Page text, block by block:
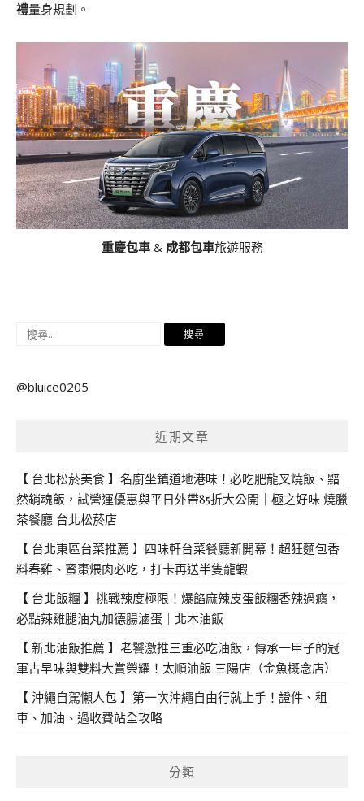
禮量身規劃。
重慶包車& 成都包車旅遊服務
搜
鍵
@bluice0205
近期文章
【 台北松菸美食 】名廚坐鎮道地港味！必吃肥龍叉燒飯、黯
然銷魂飯，試營運優惠與平日外帶85折大公開｜極之好味 燒臘
茶餐廳 台北松菸店
【 台北東區台菜推薦 】四味軒台菜餐廳新開幕！超狂麵包香
料春雞、蜜棗煨肉必吃，打卡再送半隻龍蝦
【 台北飯糰 】挑戰辣度極限！爆餡麻辣皮蛋飯糰香辣過癮，
必點辣雞腿油丸加德腸滷蛋｜北木油飯
【 新北油飯推薦 】老饕激推三重必吃油飯，傳承一甲子的冠
軍古早味與雙料大賞榮耀！太順油飯 三陽店（金魚概念店）
【 沖繩自駕懶人包 】第一次沖繩自由行就上手！證件、租
車、加油、過收費站全攻略
分類